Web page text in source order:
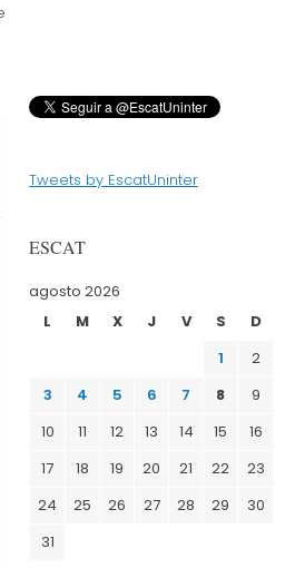
Tweets by EscatUninter
ESCAT
agosto 2026
L
M X J V S
D
1
2
3
4 5 6 7 8
9
10
11 12 13 14 15
16
17
18 19 20 21 22
23
24
25 26 27 28 29
30
31